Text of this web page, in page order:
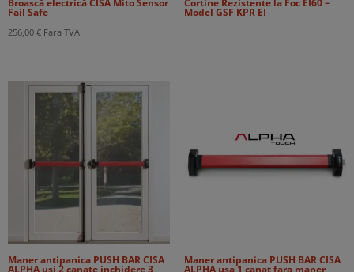
Fail Safe
256,00 € Fara TVA
Model GSF KPR EI
Maner antipanica PUSH BAR CISA Maner antipanica PUSH BAR CISA